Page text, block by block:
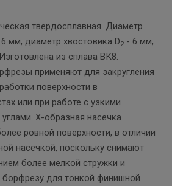
твердосплавная. Диаметр
мм, диаметр хвостовика D2 - 6 мм,
из сплава ВК8.
применяют для закругления
поверхности в
или при работе с узкими
Х-образная насечка
ровной поверхности, в отличии
насечкой, поскольку снимают
более мелкой стружки и
борфрезу для тонкой финишной